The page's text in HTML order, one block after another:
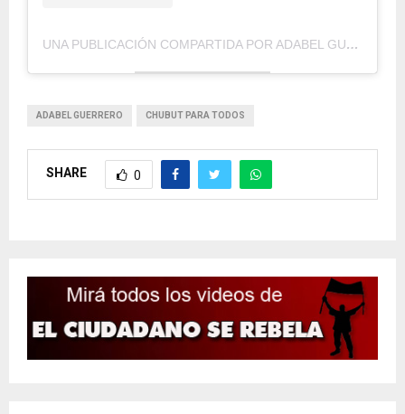
UNA PUBLICACIÓN COMPARTIDA POR ADABEL GUERRERO (@ADABELGUERRERO)
ADABEL GUERRERO CHUBUT PARA TODOS
SHARE 0